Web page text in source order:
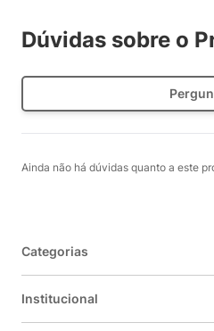
Dúvidas sobre o
Ainda não há dúvidas quanto a este
Categorias
Institucional